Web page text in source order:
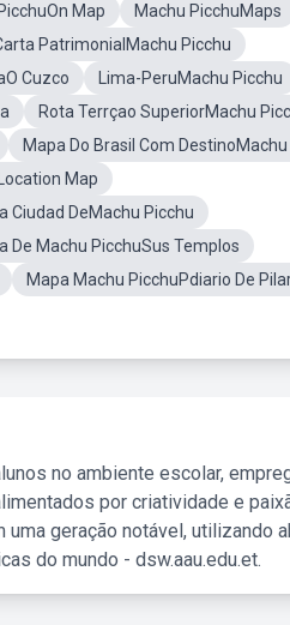
Map
Machu PicchuMaps
PatrimonialMachu Picchu
Cuzco
Lima-PeruMachu Picchu
Rota Terrçao SuperiorMachu
Mapa Do Brasil Com
Map
Ciudad DeMachu Picchu
De Machu PicchuSus Templos
Mapa Machu PicchuPdiario De
no ambiente escolar,
por criatividade e
geração notável, utilizando
do mundo - dsw.aau.edu.et.